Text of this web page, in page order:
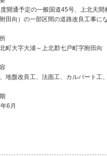
開通予定の一般国道45号、上北天
田向）の一部区間の道路改良工事に
町大字大浦～上北郡七戸町字附田向
地盤改良工、法面工、カルバート工
6月